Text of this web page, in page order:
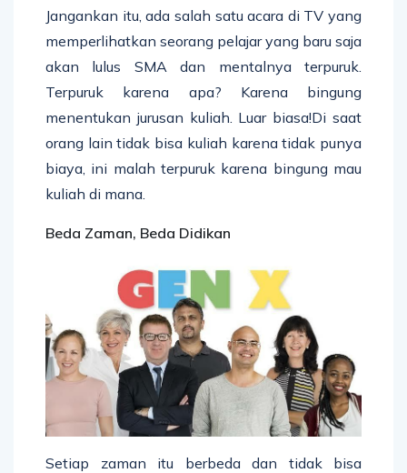
Jangankan itu, ada salah satu acara di TV yang
memperlihatkan seorang pelajar yang baru saja
akan lulus SMA dan mentalnya terpuruk.
Terpuruk karena apa? Karena bingung
menentukan jurusan kuliah. Luar biasa!Di saat
orang lain tidak bisa kuliah karena tidak punya
biaya, ini malah terpuruk karena bingung mau
kuliah di mana.
Beda Zaman, Beda Didikan
Setiap zaman itu berbeda dan tidak bisa